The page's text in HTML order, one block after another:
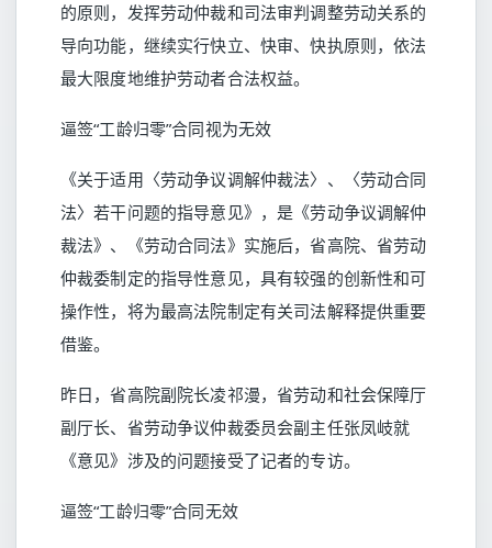
的原则，发挥劳动仲裁和司法审判调整劳动关系的
导向功能，继续实行快立、快审、快执原则，依法
最大限度地维护劳动者合法权益。
逼签“工龄归零”合同视为无效
《关于适用〈劳动争议调解仲裁法〉、〈劳动合同
法〉若干问题的指导意见》，是《劳动争议调解仲
裁法》、《劳动合同法》实施后，省高院、省劳动
仲裁委制定的指导性意见，具有较强的创新性和可
操作性，将为最高法院制定有关司法解释提供重要
借鉴。
昨日，省高院副院长凌祁漫，省劳动和社会保障厅
副厅长、省劳动争议仲裁委员会副主任张凤岐就
《意见》涉及的问题接受了记者的专访。
逼签“工龄归零”合同无效